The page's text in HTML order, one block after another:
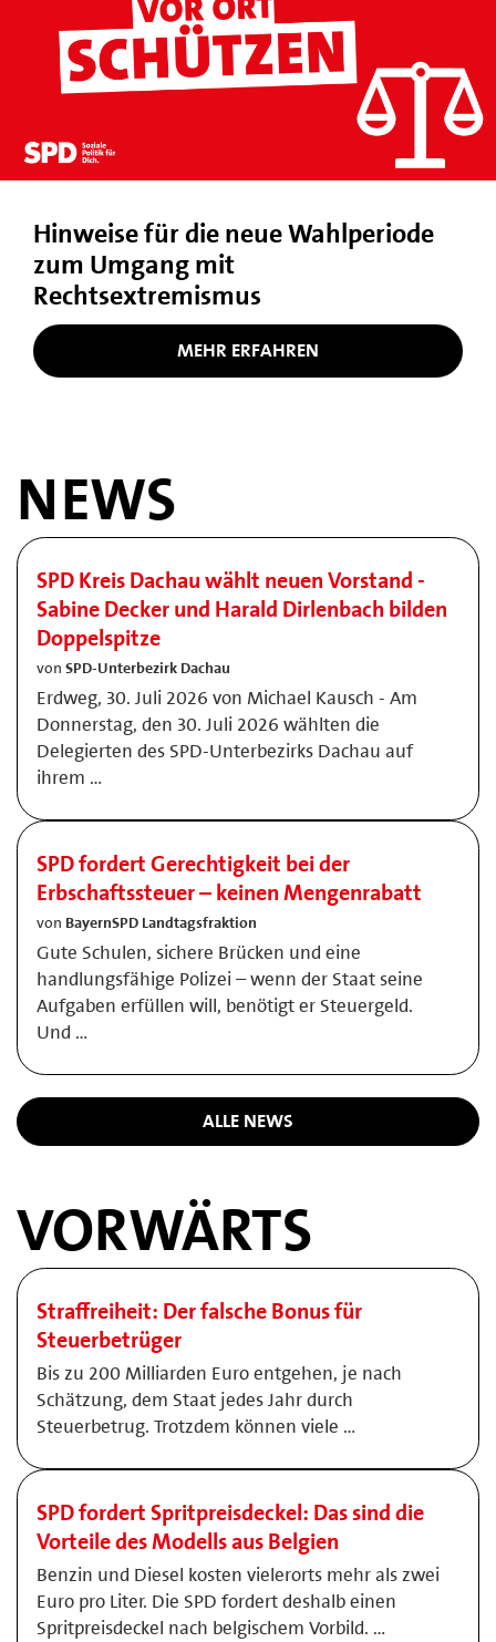
Hinweise für die neue Wahlperiode
zum Umgang mit
Rechtsextremismus
MEHR ERFAHREN
NEWS
SPD Kreis Dachau wählt neuen Vorstand -
Sabine Decker und Harald Dirlenbach bilden
Doppelspitze
von SPD-Unterbezirk Dachau
Erdweg, 30. Juli 2026 von Michael Kausch - Am
Donnerstag, den 30. Juli 2026 wählten die
Delegierten des SPD-Unterbezirks Dachau auf
ihrem …
SPD fordert Gerechtigkeit bei der
Erbschaftssteuer – keinen Mengenrabatt
von BayernSPD Landtagsfraktion
Gute Schulen, sichere Brücken und eine
handlungsfähige Polizei – wenn der Staat seine
Aufgaben erfüllen will, benötigt er Steuergeld.
Und …
ALLE NEWS
VORWÄRTS
Straffreiheit: Der falsche Bonus für
Steuerbetrüger
Bis zu 200 Milliarden Euro entgehen, je nach
Schätzung, dem Staat jedes Jahr durch
Steuerbetrug. Trotzdem können viele …
SPD fordert Spritpreisdeckel: Das sind die
Vorteile des Modells aus Belgien
Benzin und Diesel kosten vielerorts mehr als zwei
Euro pro Liter. Die SPD fordert deshalb einen
Spritpreisdeckel nach belgischem Vorbild. …